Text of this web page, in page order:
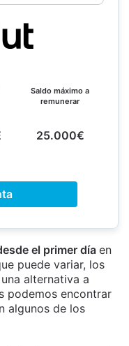
Saldo máximo a
remunerar
25.000€
el primer día en
puede variar, los
alternativa a
podemos encontrar
algunos de los